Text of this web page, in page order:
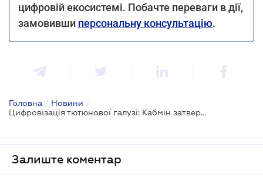
цифровій екосистемі. Побачте переваги в дії,
замовивши персональну консультацію.
Головна / Новини /
Цифровізація тютюнової галузі: Кабмін затвердив систему звітності «еТютюн»
Залиште коментар